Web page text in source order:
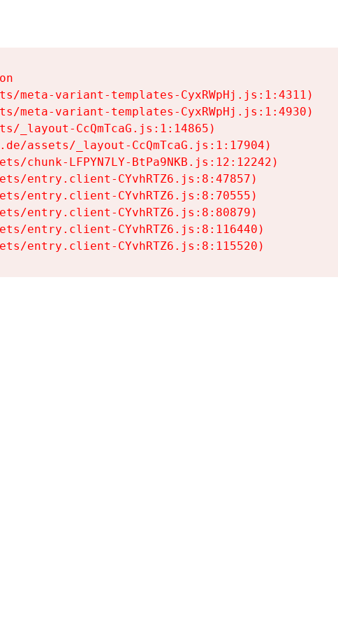
meta-variant-templates-CyxRWpHj.js:1:4311)
meta-variant-templates-CyxRWpHj.js:1:4930)
_layout-CcQmTcaG.js:1:14865)
assets/_layout-CcQmTcaG.js:1:17904)
chunk-LFPYN7LY-BtPa9NKB.js:12:12242)
entry.client-CYvhRTZ6.js:8:47857)
entry.client-CYvhRTZ6.js:8:70555)
entry.client-CYvhRTZ6.js:8:80879)
entry.client-CYvhRTZ6.js:8:116440)
entry.client-CYvhRTZ6.js:8:115520)